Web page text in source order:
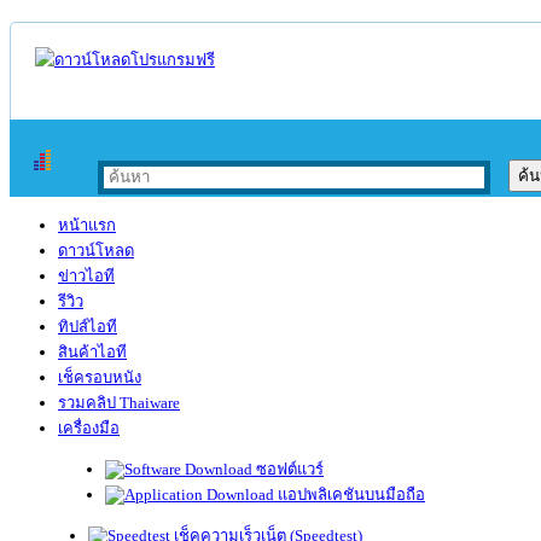
หน้าแรก
ดาวน์โหลด
ข่าวไอที
รีวิว
ทิปส์ไอที
สินค้าไอที
เช็ครอบหนัง
รวมคลิป Thaiware
เครื่องมือ
ซอฟต์แวร์
แอปพลิเคชันบนมือถือ
เช็คความเร็วเน็ต (Speedtest)